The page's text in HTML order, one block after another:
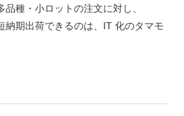
種・小ロットの注文に対し、
納期出荷できるのは、IT 化のタマモ